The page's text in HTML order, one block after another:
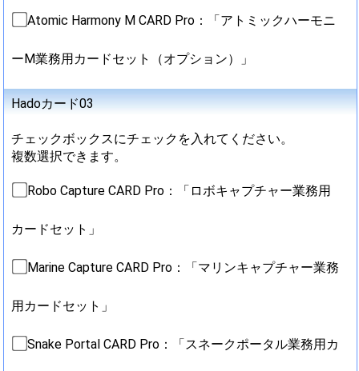
Atomic Harmony M CARD Pro：「アトミックハーモニ
ーM業務用カードセット（オプション）」
Hadoカード03
チェックボックスにチェックを入れてください。
複数選択できます。
Robo Capture CARD Pro：「ロボキャプチャー業務用
カードセット」
Marine Capture CARD Pro：「マリンキャプチャー業務
用カードセット」
Snake Portal CARD Pro：「スネークポータル業務用カ